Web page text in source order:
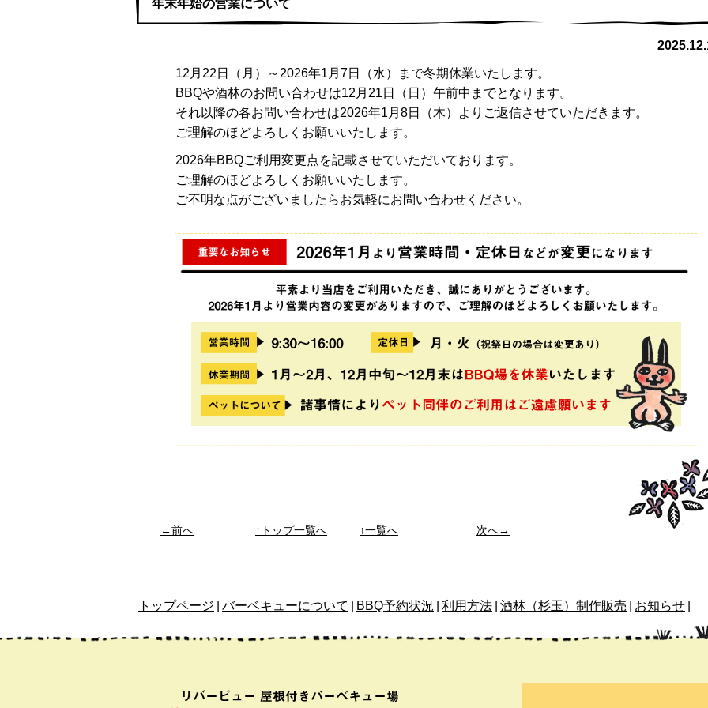
年末年始の営業について
12月22日（月）～2026年1月7日（水）まで冬期休業いたします。
BBQや酒林のお問い合わせは12月21日（日）午前中までとなります。
それ以降の各お問い合わせは2026年1月8日（木）よりご返信させていただきます。
ご理解のほどよろしくお願いいたします。
2026年BBQご利用変更点を記載させていただいております。
ご理解のほどよろしくお願いいたします。
ご不明な点がございましたらお気軽にお問い合わせください。
←前へ ↑トップ一覧へ ↑一覧へ 次へ→
トップページ バーベキューについて BBQ予約状況 利用方法 酒林（杉玉）制作販売 お知らせ